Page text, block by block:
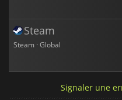
Steam
Steam · Global
Signaler une